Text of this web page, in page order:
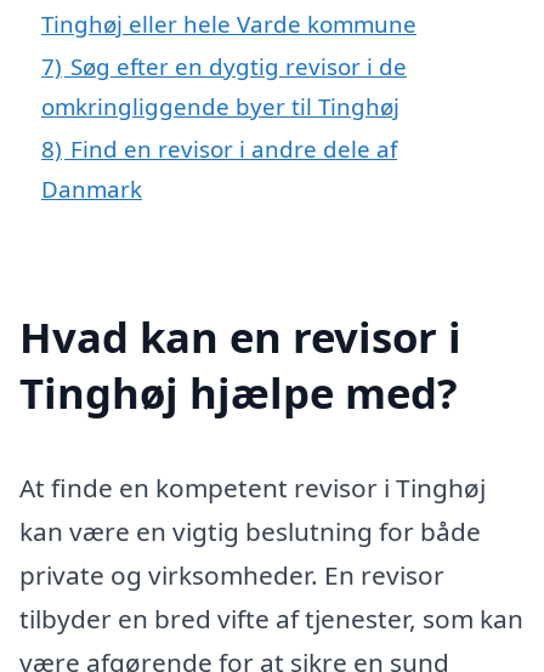
Tinghøj eller hele Varde kommune
7) Søg efter en dygtig revisor i de
omkringliggende byer til Tinghøj
8) Find en revisor i andre dele af
Danmark
Hvad kan en revisor i
Tinghøj hjælpe med?
At finde en kompetent revisor i Tinghøj
kan være en vigtig beslutning for både
private og virksomheder. En revisor
tilbyder en bred vifte af tjenester, som kan
være afgørende for at sikre en sund